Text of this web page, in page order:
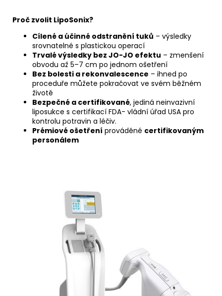
Proč zvolit LipoSonix?
Cílené a účinné odstranění tuků – výsledky
srovnatelné s plastickou operací
Trvalé výsledky bez JO-JO efektu – zmenšení
obvodu až 5–7 cm po jednom ošetření
Bez bolesti a rekonvalescence – ihned po
proceduře můžete pokračovat ve svém běžném
životě
Bezpečné a certifikované, jediná neinvazivní
liposukce s certifikací FDA- vládní úřad USA pro
kontrolu potravin a léčiv.
Prémiové ošetření prováděné certifikovaným
personálem